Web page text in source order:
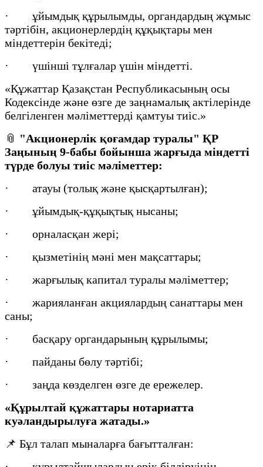
· ұйымдық құрылымды, органдардың жұмыс
тәртібін, акционерлердің құқықтары мен
міндеттерін бекітеді;
· үшінші тұлғалар үшін міндетті.
«Құжаттар Қазақстан Республикасының осы
Кодексінде және өзге де заңнамалық актілерінде
белгіленген мәліметтерді қамтуы тиіс.»
📎 "Акционерлік қоғамдар туралы" ҚР
Заңының 9-бабы бойынша жарғыда міндетті
түрде болуы тиіс мәліметтер:
· атауы (толық және қысқартылған);
· ұйымдық-құқықтық нысаны;
· орналасқан жері;
· қызметінің мәні мен мақсаттары;
· жарғылық капитал туралы мәліметтер;
· жарияланған акциялардың санаттары мен
саны;
· басқару органдарының құрылымы;
· пайданы бөлу тәртібі;
· заңда көзделген өзге де ережелер.
«Құрылтай құжаттары нотариатта
куәландырылуға жатады.»
📌 Бұл талап мыналарға бағытталған: